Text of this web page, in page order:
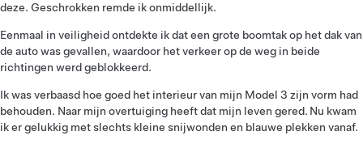
deze. Geschrokken remde ik onmiddellijk.
Eenmaal in veiligheid ontdekte ik dat een grote boomtak op het dak van
de auto was gevallen, waardoor het verkeer op de weg in beide
richtingen werd geblokkeerd.
Ik was verbaasd hoe goed het interieur van mijn Model 3 zijn vorm had
behouden. Naar mijn overtuiging heeft dat mijn leven gered. Nu kwam
ik er gelukkig met slechts kleine snijwonden en blauwe plekken vanaf.